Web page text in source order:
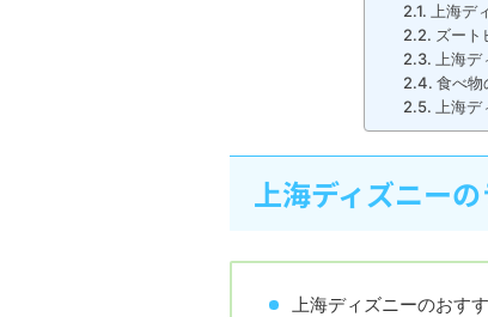
上海デ
ズート
上海
食べ物
上海
上海ディズニー
上海ディズニーのおす